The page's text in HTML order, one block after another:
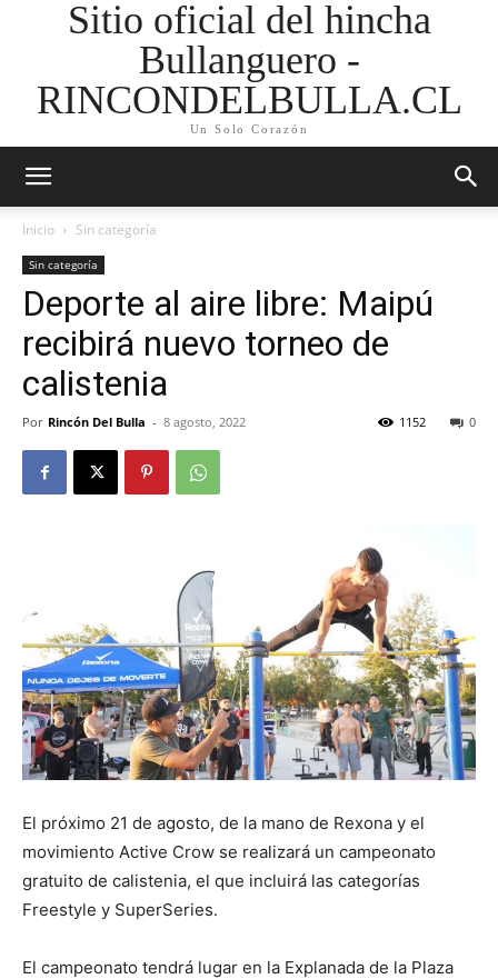
Sitio oficial del hincha
Bullanguero -
RINCONDELBULLA.CL
Un Solo Corazón
Inicio Sin categoría
Sin categoría
Deporte al aire libre: Maipú
recibirá nuevo torneo de
calistenia
Por Rincón Del Bulla - 8 agosto, 2022 0
1152
El próximo 21 de agosto, de la mano de Rexona y el
movimiento Active Crow se realizará un campeonato
gratuito de calistenia, el que incluirá las categorías
Freestyle y SuperSeries.
El campeonato tendrá lugar en la Explanada de la Plaza